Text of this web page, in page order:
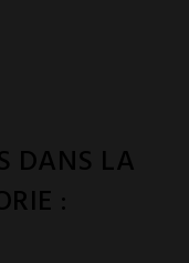
DANS LA
: